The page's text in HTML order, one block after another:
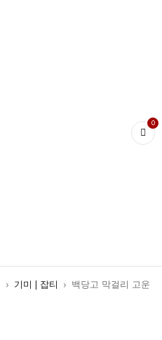
0
› 기미 | 잡티 › 백당고 막걸리 고운